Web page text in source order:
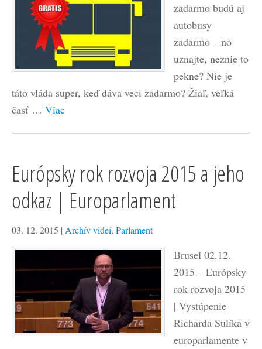
zadarmo budú aj
autobusy
zadarmo – no
uznajte, neznie to
pekne? Nie je
táto vláda super, keď dáva veci zadarmo? Žiaľ, veľká
časť … Viac
Európsky rok rozvoja 2015 a jeho
odkaz | Europarlament
03. 12. 2015 | Archív videí, Parlament
Brusel 02.12.
2015 – Európsky
rok rozvoja 2015
| Vystúpenie
Richarda Sulíka v
europarlamente v